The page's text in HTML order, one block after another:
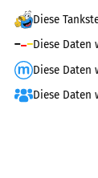
Diese
Diese Daten
Diese Daten
Diese Daten